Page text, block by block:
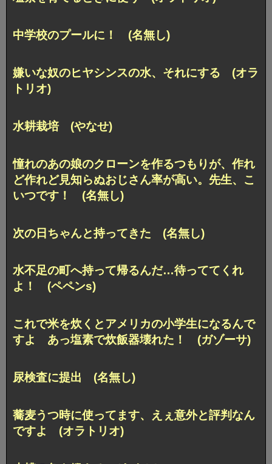
中学校のプールに！ (名無し)
嫌いな奴のヒヤシンスの水、それにする (オラ
トリオ)
水耕栽培 (やなせ)
憧れのあの娘のクローンを作るつもりが、作れ
ど作れど見知らぬおじさん率が高い。先生、こ
いつです！ (名無し)
次の日ちゃんと持ってきた (名無し)
水不足の町へ持って帰るんだ…待っててくれ
よ！ (ペペンs)
これで米を炊くとアメリカの小学生になるんで
すよ あっ塩素で炊飯器壊れた！ (ガゾーサ)
尿検査に提出 (名無し)
蕎麦うつ時に使ってます、えぇ意外と評判なん
ですよ (オラトリオ)